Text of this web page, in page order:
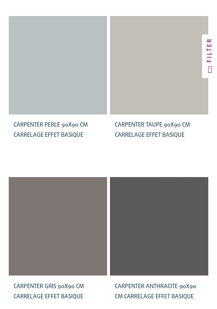
CARPENTER PERLE 90X90 CM
CARRELAGE EFFET BASIQUE
CARPENTER TAUPE 90X90 CM
CARRELAGE EFFET BASIQUE
CARPENTER GRIS 90X90 CM
CARRELAGE EFFET BASIQUE
CARPENTER ANTHRACITE 90X90
CM CARRELAGE EFFET BASIQUE
FILTER